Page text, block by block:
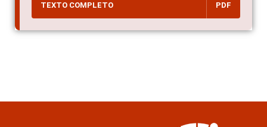
TEXTO COMPLETO PDF